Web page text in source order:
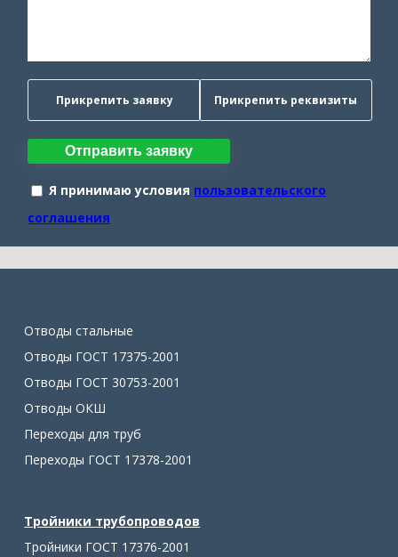
Прикрепить заявку Прикрепить реквизиты
Отправить заявку
Я принимаю условия пользовательского
соглашения
Отводы стальные
Отводы ГОСТ 17375-2001
Отводы ГОСТ 30753-2001
Отводы ОКШ
Переходы для труб
Переходы ГОСТ 17378-2001
Тройники трубопроводов
Тройники ГОСТ 17376-2001